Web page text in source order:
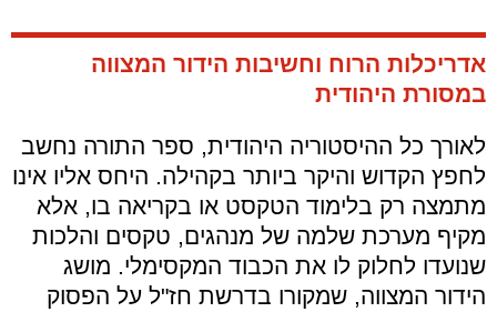
אדריכלות הרוח וחשיבות הידור המצווה
במסורת היהודית
לאורך כל ההיסטוריה היהודית, ספר התורה נחשב
לחפץ הקדוש והיקר ביותר בקהילה. היחס אליו אינו
מתמצה רק בלימוד הטקסט או בקריאה בו, אלא
מקיף מערכת שלמה של מנהגים, טקסים והלכות
שנועדו לחלוק לו את הכבוד המקסימלי. מושג
הידור המצווה, שמקורו בדרשת חז"ל על הפסוק